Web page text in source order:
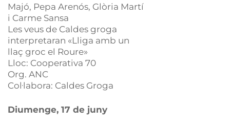
Majó, Pepa Arenós, Glòria Martí
i Carme Sansa
Les veus de Caldes groga
interpretaran «Lliga amb un
llaç groc el Roure»
Lloc: Cooperativa 70
Org. ANC
Col·labora: Caldes Groga
Diumenge, 17 de juny